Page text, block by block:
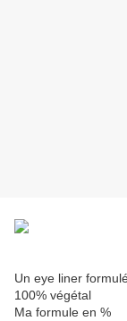
Un eye liner
100% végétal
Ma formule en %